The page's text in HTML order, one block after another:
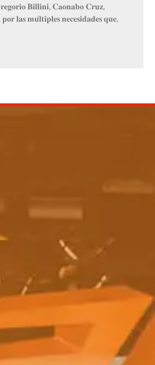
𝐁𝐢𝐥𝐥𝐢𝐧𝐢, 𝐂𝐚𝐨𝐧𝐚𝐛𝐨 𝐂𝐫𝐮𝐳,
𝐥𝐚𝐬 𝐦𝐮́𝐥𝐭𝐢𝐩𝐥𝐞𝐬 𝐧𝐞𝐜𝐞𝐬𝐢𝐝𝐚𝐝𝐞𝐬 𝐪𝐮𝐞,